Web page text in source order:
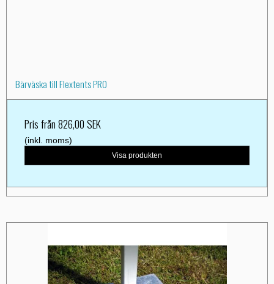
Bärväska till Flextents PRO
Pris från826,00 SEK
(inkl. moms)
Visa produkten